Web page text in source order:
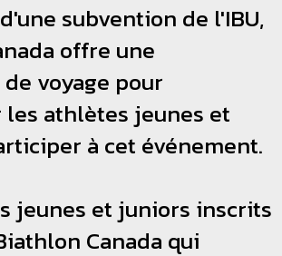
subvention de l'IBU,
offre une
voyage pour
les athlètes jeunes et
à cet événement.
jeunes et juniors inscrits
Canada qui